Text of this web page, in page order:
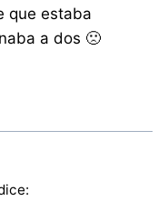
que estaba
a dos 🙁